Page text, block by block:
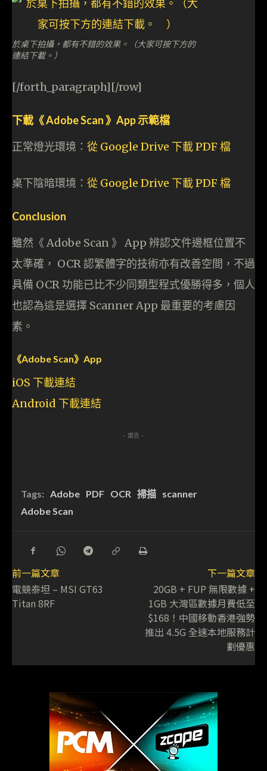
於桌下拍攝，都有不錯的效果。（大家可按下方的
連結下載。）
[/forth_paragraph][/row]
下載《 Adobe Scan 》App 示範檔
正常燈光環境： 從 Google Drive 下載 PDF 檔
桌下陰暗環境： 從 Google Drive 下載 PDF 檔
Conclusion
雖然《 Adobe Scan 》 App 辨認文件邊框位置不
太準確， OCR 認繁體字的技術亦有改善空間，不過
具備 OCR 功能已比不少同類型程式優勝得多，個人
也認為這是選擇 Scanner App 最重要的考慮因
素。
《Adobe Scan》App
iOS 下載連結
Android 下載連結
- 廣告 -
Tags: Adobe PDF OCR 掃描 scanner
Adobe Scan
前一篇文章
電競泰坦 – MSI GT63
Titan 8RF
下一篇文章
20GB + FUP 無限數據 +
1GB 大灣區數據月費低至
$168！中國移動香港強勢
推出 4.5G 全速本地服務計
劃優惠